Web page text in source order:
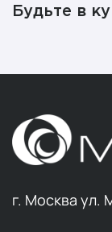
Будьте в
г. Москва ул.